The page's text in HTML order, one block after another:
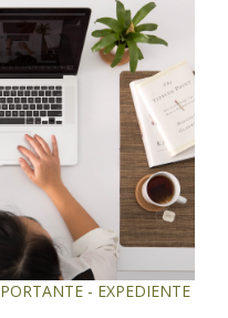
- EXPEDIENTE